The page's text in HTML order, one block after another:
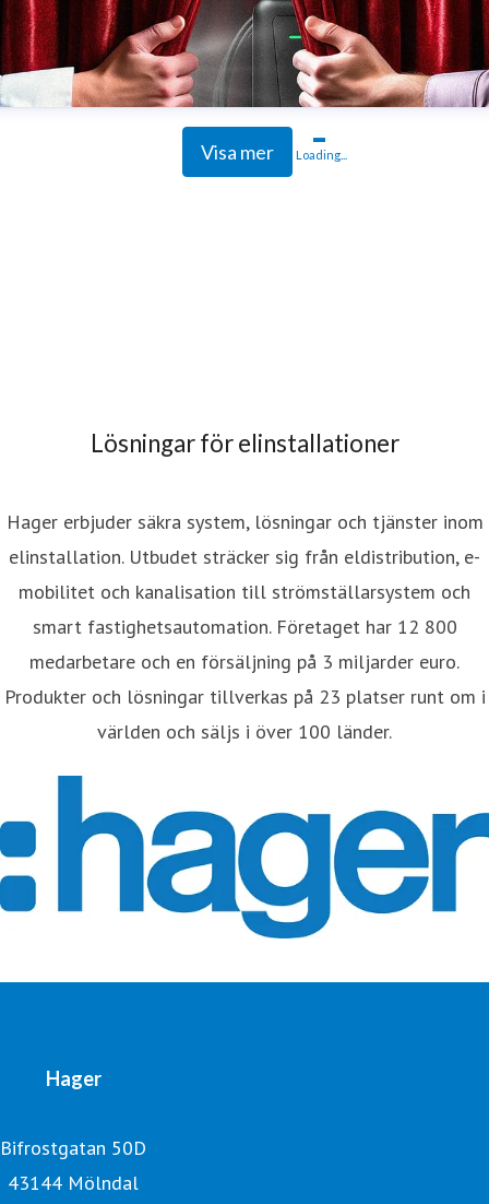
Visa mer Loading...
Lösningar för elinstallationer
Hager erbjuder säkra system, lösningar och tjänster inom
elinstallation. Utbudet sträcker sig från eldistribution, e-
mobilitet och kanalisation till strömställarsystem och
smart fastighetsautomation. Företaget har 12 800
medarbetare och en försäljning på 3 miljarder euro.
Produkter och lösningar tillverkas på 23 platser runt om i
världen och säljs i över 100 länder.
Hager
Bifrostgatan 50D
43144 Mölndal